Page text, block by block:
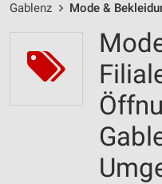
Gablenz Mode &